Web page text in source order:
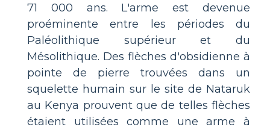
71 000 ans. L'arme est devenue
proéminente entre les périodes du
Paléolithique supérieur et du
Mésolithique. Des flèches d'obsidienne à
pointe de pierre trouvées dans un
squelette humain sur le site de Nataruk
au Kenya prouvent que de telles flèches
étaient utilisées comme une arme à